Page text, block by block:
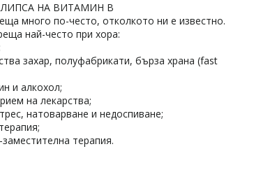
НА ВИТАМИН B
много по-често, отколкото ни е известно.
най-често при хора:
захар, полуфабрикати, бърза храна (fast
и алкохол;
на лекарства;
натоварване и недоспиване;
терапия.